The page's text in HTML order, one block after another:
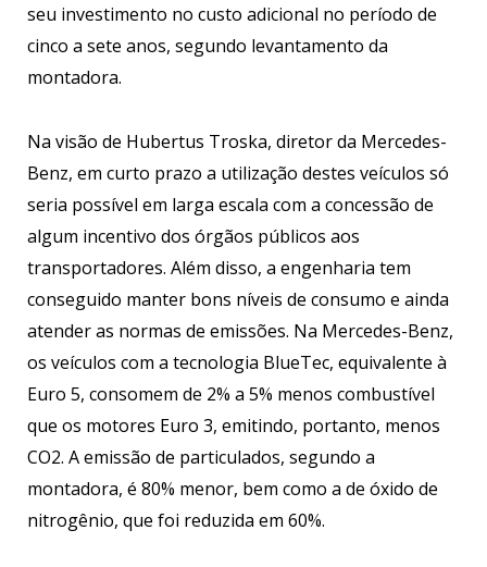
seu investimento no custo adicional no período de
cinco a sete anos, segundo levantamento da
montadora.
Na visão de Hubertus Troska, diretor da Mercedes-
Benz, em curto prazo a utilização destes veículos só
seria possível em larga escala com a concessão de
algum incentivo dos órgãos públicos aos
transportadores. Além disso, a engenharia tem
conseguido manter bons níveis de consumo e ainda
atender as normas de emissões. Na Mercedes-Benz,
os veículos com a tecnologia BlueTec, equivalente à
Euro 5, consomem de 2% a 5% menos combustível
que os motores Euro 3, emitindo, portanto, menos
CO2. A emissão de particulados, segundo a
montadora, é 80% menor, bem como a de óxido de
nitrogênio, que foi reduzida em 60%.